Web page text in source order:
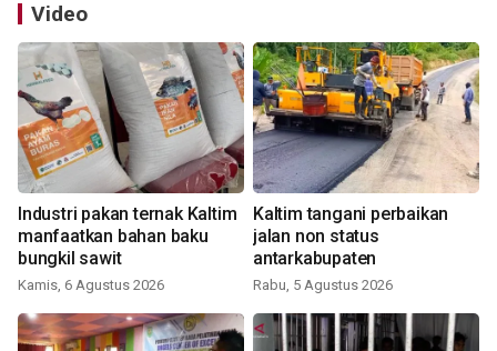
Video
Industri pakan ternak Kaltim
manfaatkan bahan baku
bungkil sawit
Kamis, 6 Agustus 2026
Kaltim tangani perbaikan
jalan non status
antarkabupaten
Rabu, 5 Agustus 2026